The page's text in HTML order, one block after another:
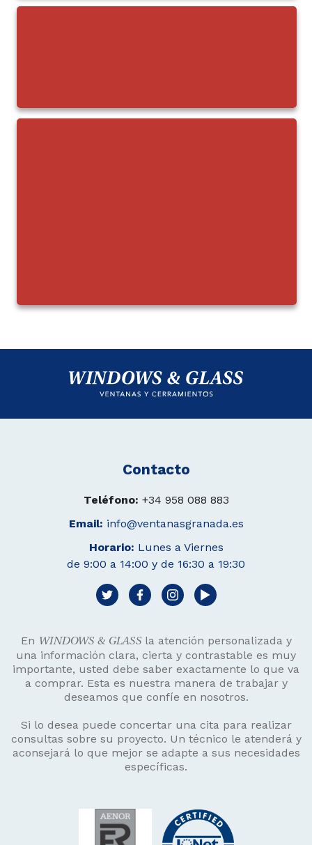
Contacto
Teléfono: +34 958 088 883
Email: info@ventanasgranada.es
Horario: Lunes a Viernes
de 9:00 a 14:00 y de 16:30 a 19:30
En WINDOWS & GLASSla atención personalizada y
una información clara, cierta y contrastable es muy
importante, usted debe saber exactamente lo que va
a comprar. Esta es nuestra manera de trabajar y
deseamos que confíe en nosotros.
Si lo desea puede concertar una cita para realizar
consultas sobre su proyecto. Un técnico le atenderá y
aconsejará lo que mejor se adapte a sus necesidades
específicas.